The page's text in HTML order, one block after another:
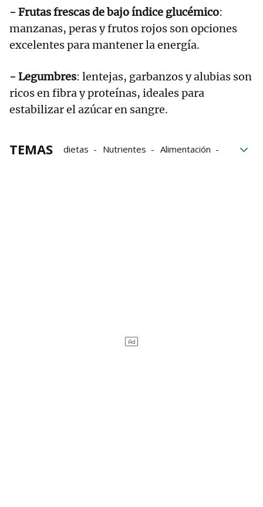
- Frutas frescas de bajo índice glucémico:
manzanas, peras y frutos rojos son opciones
excelentes para mantener la energía.
- Legumbres: lentejas, garbanzos y alubias son
ricos en fibra y proteínas, ideales para
estabilizar el azúcar en sangre.
TEMAS dietas Nutrientes
Alimentación